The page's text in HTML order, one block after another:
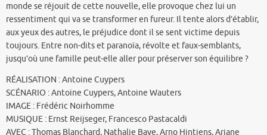
monde se réjouit de cette nouvelle, elle provoque chez lui un
ressentiment qui va se transformer en fureur. Il tente alors d’établir,
aux yeux des autres, le préjudice dont il se sent victime depuis
toujours. Entre non-dits et paranoïa, révolte et faux-semblants,
jusqu’où une famille peut-elle aller pour préserver son équilibre ?
RÉALISATION : Antoine Cuypers
SCÉNARIO : Antoine Cuypers, Antoine Wauters
IMAGE : Frédéric Noirhomme
MUSIQUE : Ernst Reijseger, Francesco Pastacaldi
AVEC : Thomas Blanchard, Nathalie Baye, Arno Hintjens, Ariane